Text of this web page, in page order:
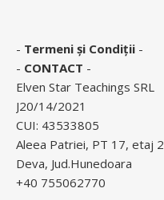
- Termeni și Condiții -
- CONTACT -
Elven Star Teachings SRL
J20/14/2021
CUI: 43533805
Aleea Patriei, PT 17, etaj 2
Deva, Jud.Hunedoara
+40 755062770